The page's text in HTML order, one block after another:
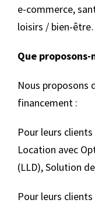
e-commerce,
loisirs / bien-
Que proposons-
Nous proposons
financement :
Pour leurs
Location avec
(LLD), Solution
Pour leurs